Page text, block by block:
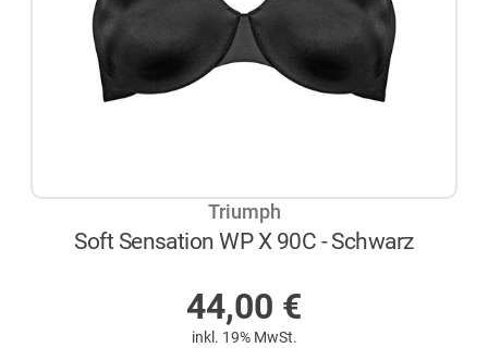
Triumph
Soft Sensation WP X 90C - Schwarz
44,00 €
inkl. 19% MwSt.